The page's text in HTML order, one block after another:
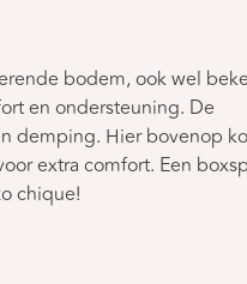
bodem, ook wel
en ondersteuning. De
demping. Hier bovenop
extra comfort. Een
chique!